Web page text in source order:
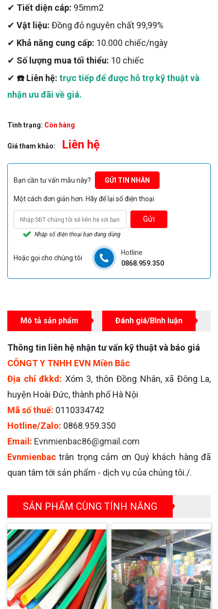
✔ Tiết diện cáp: 95mm2
✔ Vật liệu: Đồng đỏ nguyên chất 99,99%
✔ Khả năng cung cấp: 10.000 chiếc/ngày
✔ Số lượng mua tối thiểu: 10 chiếc
✔ ☎️ Liên hệ: trực tiếp để được hỗ trợ kỹ thuật và
nhận ưu đãi về giá.
Tình trạng: Còn hàng
Giá tham khảo: Liên hệ
Bạn cần tư vấn mẫu này? GỬI TIN NHẮN
Một cách đơn giản hơn. Hãy để lại số điện thoại
Gửi
Nhập số điện thoại bạn đang dùng
Hoặc gọi cho chúng tôi
Hotline
0868.959.350
Mô tả sản phẩm Đánh giá/Bình luận
Thông tin liên hệ nhận tư vấn kỹ thuật và báo giá
CÔNGT Y TNHH EVN Miền Bắc
Địa chỉ đkkd: Xóm 3, thôn Đồng Nhân, xã Đông La,
huyện Hoài Đức, thành phố Hà Nội
Mã số thuế: 0110334742
Hotline/Zalo: 0868.959.350
Email: Evnmienbac86@gmail.com
Evnmienbac trân trọng cảm ơn Quý khách hàng đã
quan tâm tới sản phẩm - dịch vụ của chúng tôi./.
SẢN PHẨM CÙNG TÍNH NĂNG